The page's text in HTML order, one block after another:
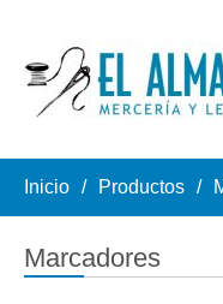
Inicio Productos
Marcadores